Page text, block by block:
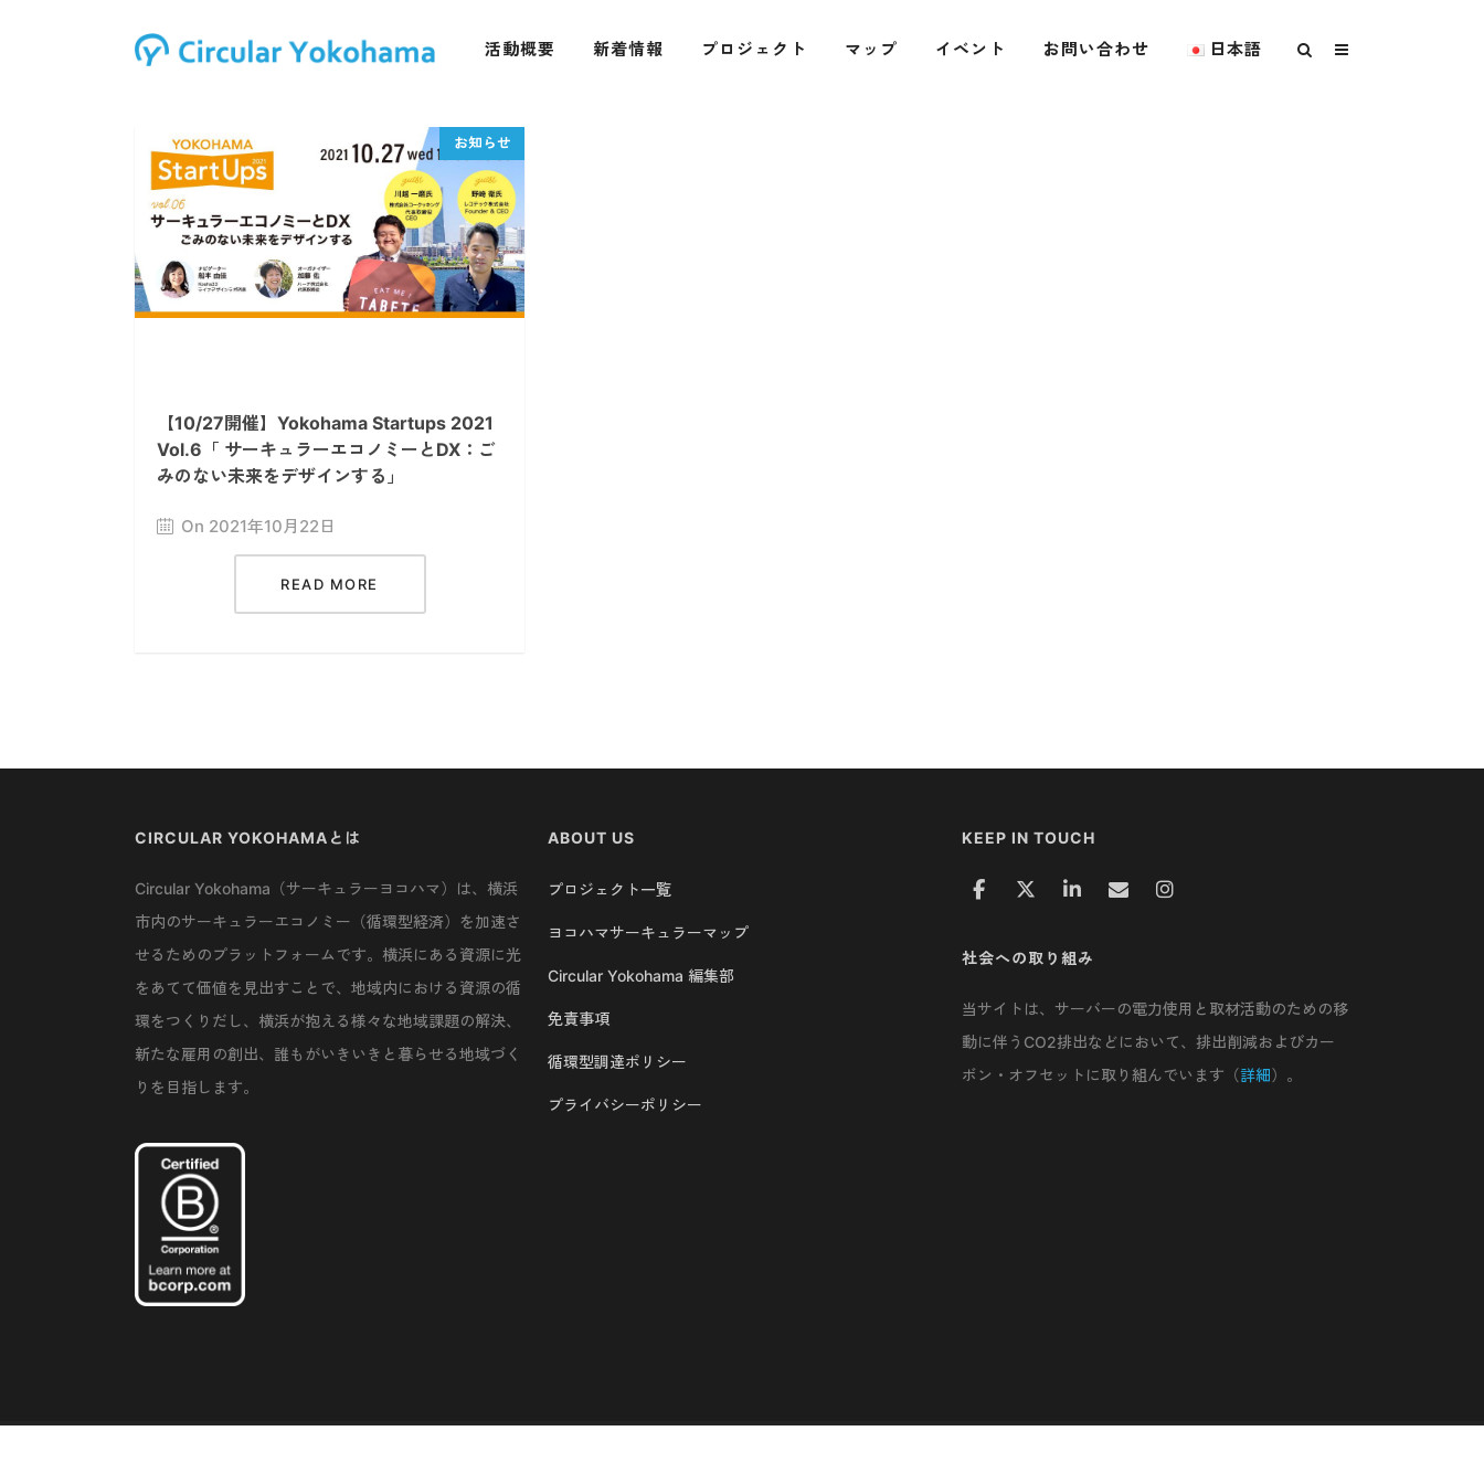
活動概要 新着情報 プロジェクト マップ イベント お問い合わせ 日本語
【10/27開催】Yokohama Startups 2021
Vol.6「 サーキュラーエコノミーとDX：ご
みのない未来をデザインする」
On 2021年10月22日
READ MORE
CIRCULAR YOKOHAMAとは
Circular Yokohama（サーキュラーヨコハマ）は、横浜
市内のサーキュラーエコノミー（循環型経済）を加速さ
せるためのプラットフォームです。横浜にある資源に光
をあてて価値を見出すことで、地域内における資源の循
環をつくりだし、横浜が抱える様々な地域課題の解決、
新たな雇用の創出、誰もがいきいきと暮らせる地域づく
りを目指します。
ABOUT US
プロジェクト一覧
ヨコハマサーキュラーマップ
Circular Yokohama 編集部
免責事項
循環型調達ポリシー
プライバシーポリシー
KEEP IN TOUCH
社会への取り組み
当サイトは、サーバーの電力使用と取材活動のための移
動に伴うCO2排出などにおいて、排出削減およびカー
ボン・オフセットに取り組んでいます（詳細）。